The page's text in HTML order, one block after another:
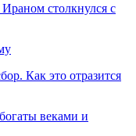
столкнулся с
Как это отразится
веками и